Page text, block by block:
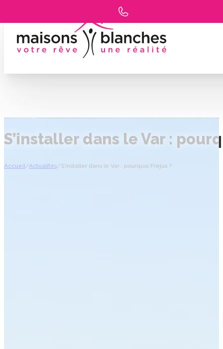
S’installer dans le Var :
Accueil/Actualités/S’installer dans le Var : pourquoi Fréjus ?